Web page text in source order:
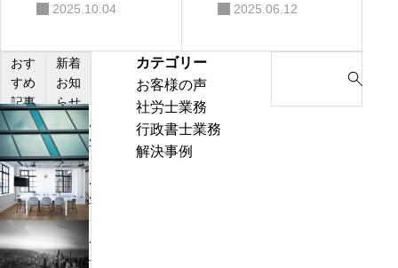
2025.10.04 2025.06.12
おす
すめ
記事
新着
お知
らせ
お
客
様
の
お
客
様
の
成
長
カテゴリー
お客様の声
社労士業務
行政書士業務
解決事例
a